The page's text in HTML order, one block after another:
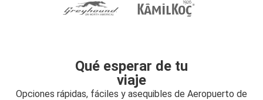
Qué esperar de tu
viaje
Opciones rápidas, fáciles y asequibles de Aeropuerto de